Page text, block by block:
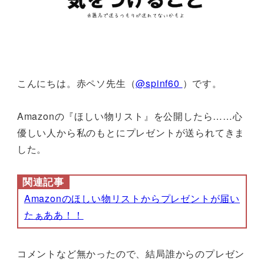
こんにちは。赤ペソ先生（@spinf60 ）です。
Amazonの『ほしい物リスト』を公開したら……心
優しい人から私のもとにプレゼントが送られてきま
した。
関連記事
Amazonのほしい物リストからプレゼントが届い
たぁああ！！
コメントなど無かったので、結局誰からのプレゼン